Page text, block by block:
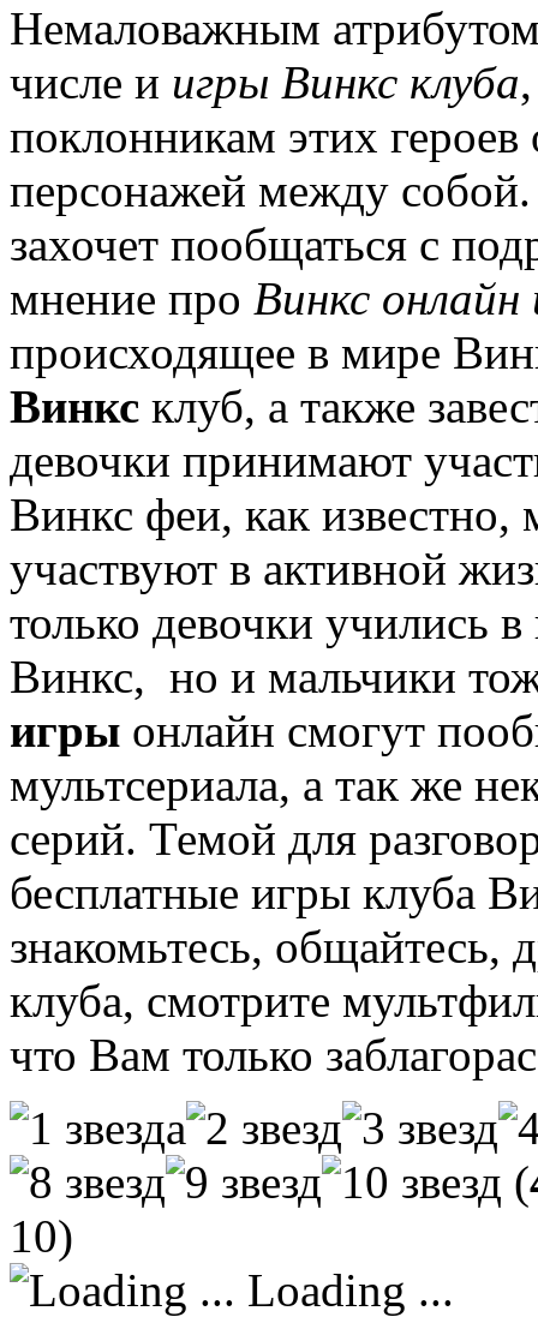
Немаловажным
числе и игры Винкс клуба
поклонникам этих
персонажей между
захочет пообщаться с
мнение про Винкс онлайн
происходящее в мире
Винкс клуб, а также
девочки принимают
Винкс феи, как
участвуют в активной
только девочки учились
Винкс, но и мальчики
игры онлайн смогут
мультсериала, а так же
серий. Темой для
бесплатные игры клуба
знакомьтесь, общайтесь,
клуба, смотрите
что Вам только
(
10)
Loading ...